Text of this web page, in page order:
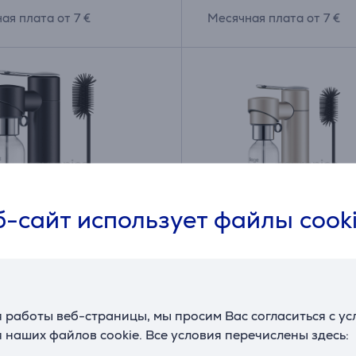
сайт использует файлы
веб-страницы, мы просим Вас согласиться с
наших файлов cookie. Все условия перечислены здесь:
плата от 7 € Месячная плата от 7 €
напитков
газирования напитков
SCA800ALM